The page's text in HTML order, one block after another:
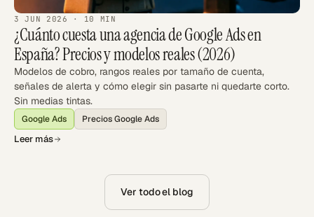
3 JUN 2026 · 10 MIN
¿Cuánto cuesta una agencia de Google Ads en
España? Precios y modelos reales (2026)
Modelos de cobro, rangos reales por tamaño de cuenta,
señales de alerta y cómo elegir sin pasarte ni quedarte corto.
Sin medias tintas.
Google Ads Precios Google Ads
Leer más
Ver todo el blog